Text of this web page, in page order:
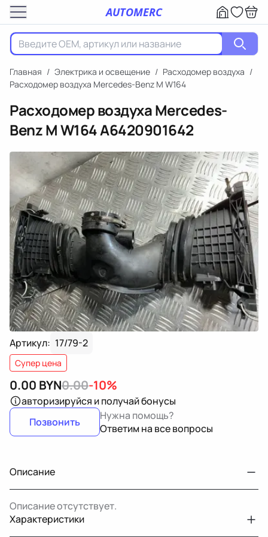
AUTOMERC
Главная / Электрика и освещение / Расходомер воздуха /
Расходомер воздуха Mercedes-Benz M W164
Расходомер воздуха Mercedes-
Benz M W164A6420901642
Артикул: 17/79-2
Супер цена
0.00 BYN0.00-10%
авторизируйся и получай бонусы
Позвонить
Нужна помощь?
Ответим на все вопросы
Описание
Описание отсутствует.
Характеристики